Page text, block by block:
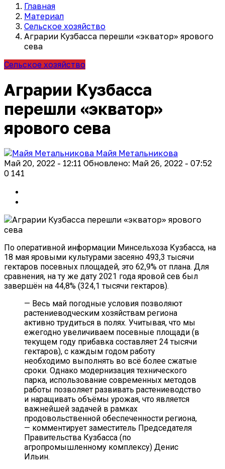
Главная
Материал
Сельское хозяйство
Аграрии Кузбасса перешли «экватор» ярового
сева
Сельское хозяйство
Аграрии Кузбасса
перешли «экватор»
ярового сева
Майя Метальникова
Май 20, 2022 - 12:11 Обновлено: Май 26, 2022 - 07:52
0 141
По оперативной информации Минсельхоза Кузбасса, на
18 мая яровыми культурами засеяно 493,3 тысячи
гектаров посевных площадей, это 62,9% от плана. Для
сравнения, на ту же дату 2021 года яровой сев был
завершён на 44,8% (324,1 тысячи гектаров).
— Весь май погодные условия позволяют
растениеводческим хозяйствам региона
активно трудиться в полях. Учитывая, что мы
ежегодно увеличиваем посевные площади (в
текущем году прибавка составляет 24 тысячи
гектаров), с каждым годом работу
необходимо выполнять во всё более сжатые
сроки. Однако модернизация технического
парка, использование современных методов
работы позволяет развивать растениеводство
и наращивать объёмы урожая, что является
важнейшей задачей в рамках
продовольственной обеспеченности региона,
— комментирует заместитель Председателя
Правительства Кузбасса (по
агропромышленному комплексу) Денис
Ильин.